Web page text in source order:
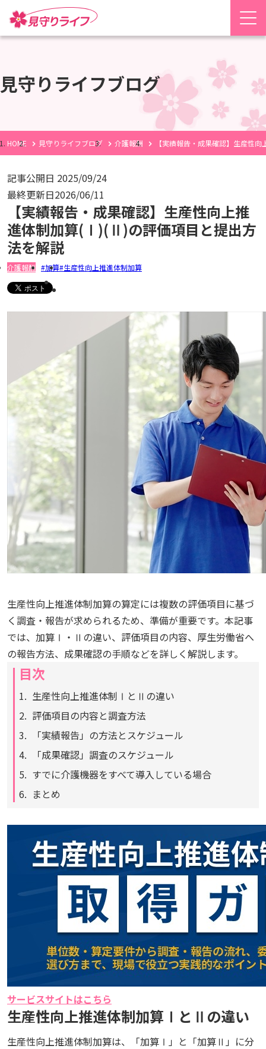
見守りライフブログ
HOME 見守りライフブログ 介護報酬 【実績報告・成果確認】生産性
記事公開日 2025/09/24
最終更新日2026/06/11
【実績報告・成果確認】生産性向上推
進体制加算(Ⅰ)(Ⅱ)の評価項目と提出方
法を解説
介護報酬 加算 生産性向上推進体制加算
生産性向上推進体制加算の算定には複数の評価項目に基づ
く調査・報告が求められるため、準備が重要です。本記事
では、加算Ⅰ・Ⅱの違い、評価項目の内容、厚生労働省へ
の報告方法、成果確認の手順などを詳しく解説します。
目次
生産性向上推進体制ⅠとⅡの違い
評価項目の内容と調査方法
「実績報告」の方法とスケジュール
「成果確認」調査のスケジュール
すでに介護機器をすべて導入している場合
まとめ
サービスサイトはこちら
生産性向上推進体制加算ⅠとⅡの違い
生産性向上推進体制加算は、「加算Ⅰ」と「加算Ⅱ」に分